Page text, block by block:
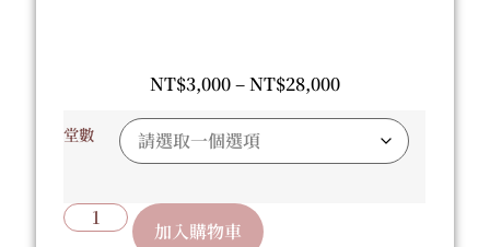
NT$3,000–NT$28,000
堂數
加入購物車